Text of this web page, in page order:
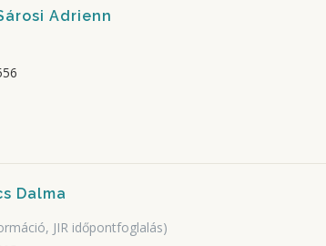
Adrienn
Dalma
JIR időpontfoglalás)